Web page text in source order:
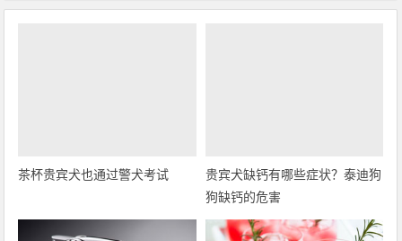
茶杯贵宾犬也通过警犬考试
贵宾犬缺钙有哪些症状？泰迪狗
狗缺钙的危害